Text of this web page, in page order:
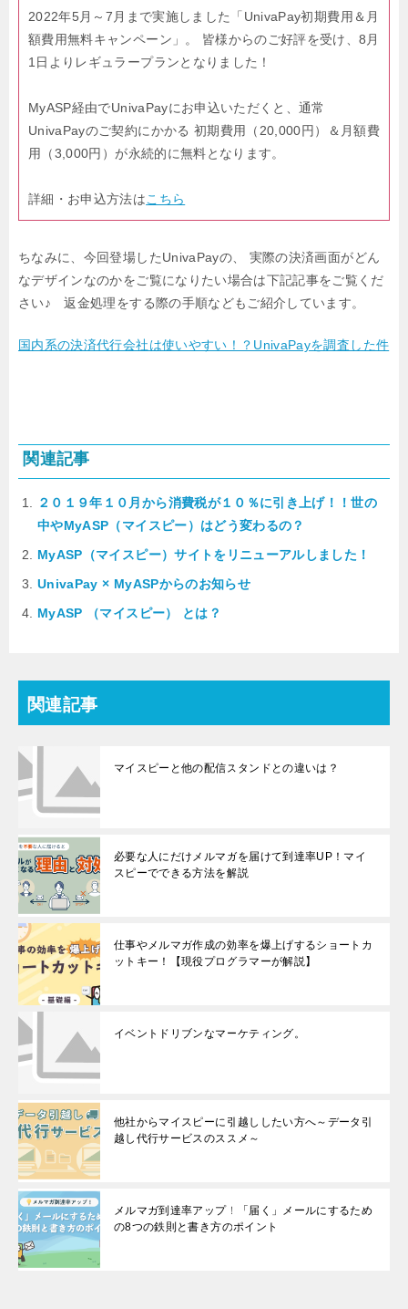
2022年5月～7月まで実施しました「UnivaPay初期費用＆月
額費用無料キャンペーン」。
皆様からのご好評を受け、8月
1日よりレギュラープランとなりました！
MyASP経由でUnivaPayにお申込いただくと、通常
UnivaPayのご契約にかかる 初期費用（20,000円）＆月額費
用（3,000円）が永続的に無料となります。
詳細・お申込方法はこちら
ちなみに、今回登場したUnivaPayの、
実際の決済画面がどん
なデザインなのかをご覧になりたい場合は下記記事をご覧くだ
さい♪返金処理をする際の手順などもご紹介しています。
国内系の決済代行会社は使いやすい！？UnivaPayを調査した件
関連記事
２０１９年１０月から消費税が１０％に引き上げ！！世の
中やMyASP（マイスピー）はどう変わるの？
MyASP（マイスピー）サイトをリニューアルしました！
UnivaPay × MyASPからのお知らせ
MyASP （マイスピー） とは？
関連記事
マイスピーと他の配信スタンドとの違いは？
必要な人にだけメルマガを届けて到達率UP！マイ
スピーでできる方法を解説
仕事やメルマガ作成の効率を爆上げするショートカ
ットキー！【現役プログラマーが解説】
イベントドリブンなマーケティング。
他社からマイスピーに引越ししたい方へ～データ引
越し代行サービスのススメ～
メルマガ到達率アップ！「届く」メールにするため
の8つの鉄則と書き方のポイント